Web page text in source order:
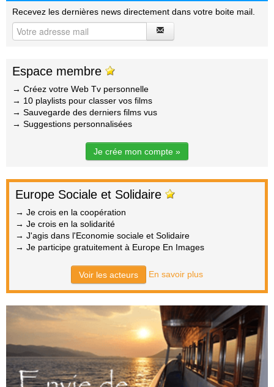
Recevez les dernières news directement dans votre boite mail.
Espace membre
→ Créez votre Web Tv personnelle
→ 10 playlists pour classer vos films
→ Sauvegarde des derniers films vus
→ Suggestions personnalisées
Je crée mon compte »
Europe Sociale et Solidaire
→ Je crois en la coopération
→ Je crois en la solidarité
→ J'agis dans l'Economie sociale et Solidaire
→ Je participe gratuitement à Europe En Images
Voir les acteurs En savoir plus